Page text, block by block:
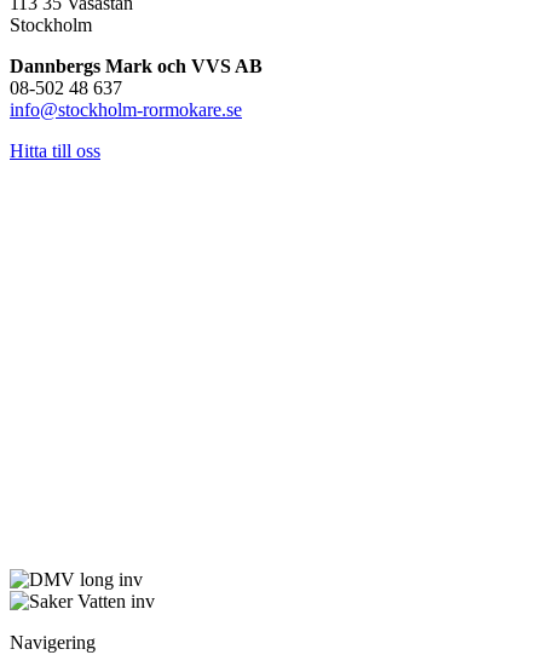
Stockholm
Dannbergs Mark och VVS AB
08-502 48 637
info@stockholm-rormokare.se
Hitta till oss
Navigering